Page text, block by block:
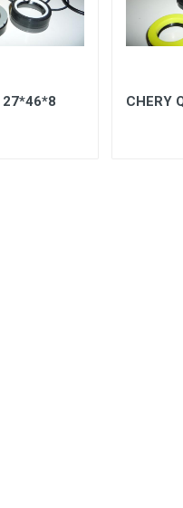
27*46*8 CHERY